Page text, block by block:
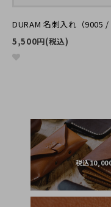
も楽しめそうなので、
まりまり
30代
女性
DURAM 名刺入れ（9005 /
5,500円(税込)
税込